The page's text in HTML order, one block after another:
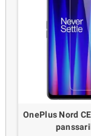
OnePlus Nord